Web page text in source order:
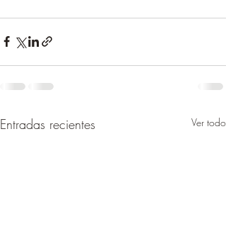
Entradas recientes Ver todo